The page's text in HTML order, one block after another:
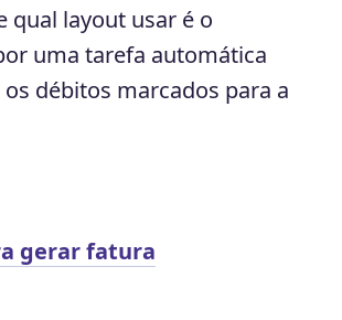
qual layout usar é o
uma tarefa automática
débitos marcados para a
gerar fatura